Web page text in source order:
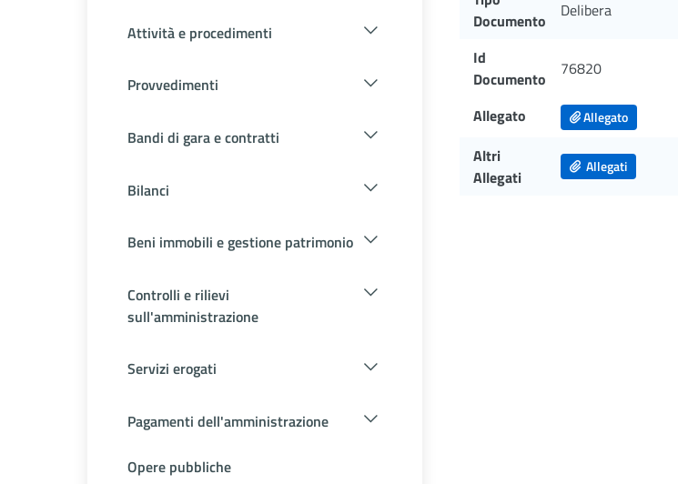
Attività e procedimenti
Provvedimenti
Bandi di gara e contratti
Bilanci
Beni immobili e gestione patrimonio
Controlli e rilievi
sull'amministrazione
Servizi erogati
Pagamenti dell'amministrazione
Opere pubbliche
Documento
Delibera
Id
Documento
76820
Allegato Allegato
Altri
Allegati
Allegati